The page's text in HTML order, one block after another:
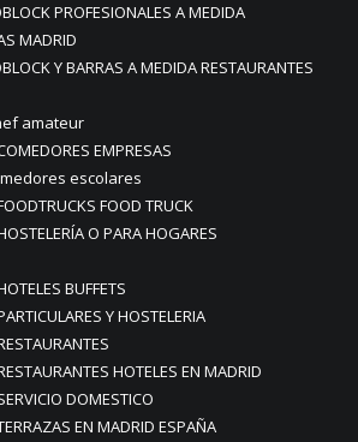
PROFESIONALES A MEDIDA
MADRID
Y BARRAS A MEDIDA RESTAURANTES
amateur
EMPRESAS
escolares
FOOD TRUCK
O PARA HOGARES
BUFFETS
Y HOSTELERIA
HOTELES EN MADRID
DOMESTICO
EN MADRID ESPAÑA